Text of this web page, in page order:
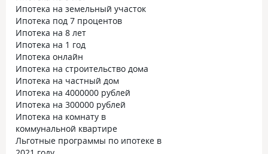
Ипотека на земельный участок
Ипотека под 7 процентов
Ипотека на 8 лет
Ипотека на 1 год
Ипотека онлайн
Ипотека на строительство дома
Ипотека на частный дом
Ипотека на 4000000 рублей
Ипотека на 300000 рублей
Ипотека на комнату в
коммунальной квартире
Льготные программы по ипотеке в